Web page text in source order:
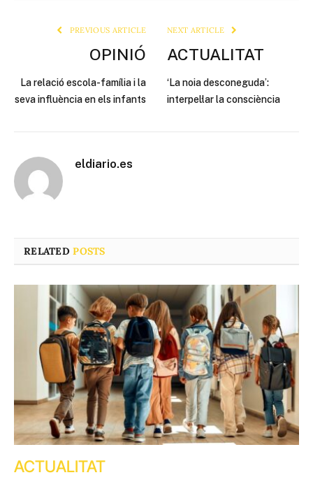
PREVIOUS ARTICLE
OPINIÓ
La relació escola-família i la
seva influència en els infants
NEXT ARTICLE
ACTUALITAT
‘La noia desconeguda’:
interpel·lar la consciència
eldiario.es
RELATEDPOSTS
ACTUALITAT